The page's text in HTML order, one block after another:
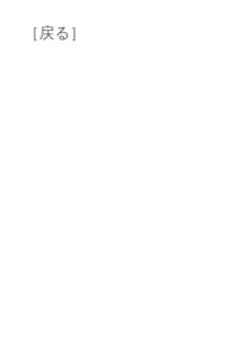
［戻る］